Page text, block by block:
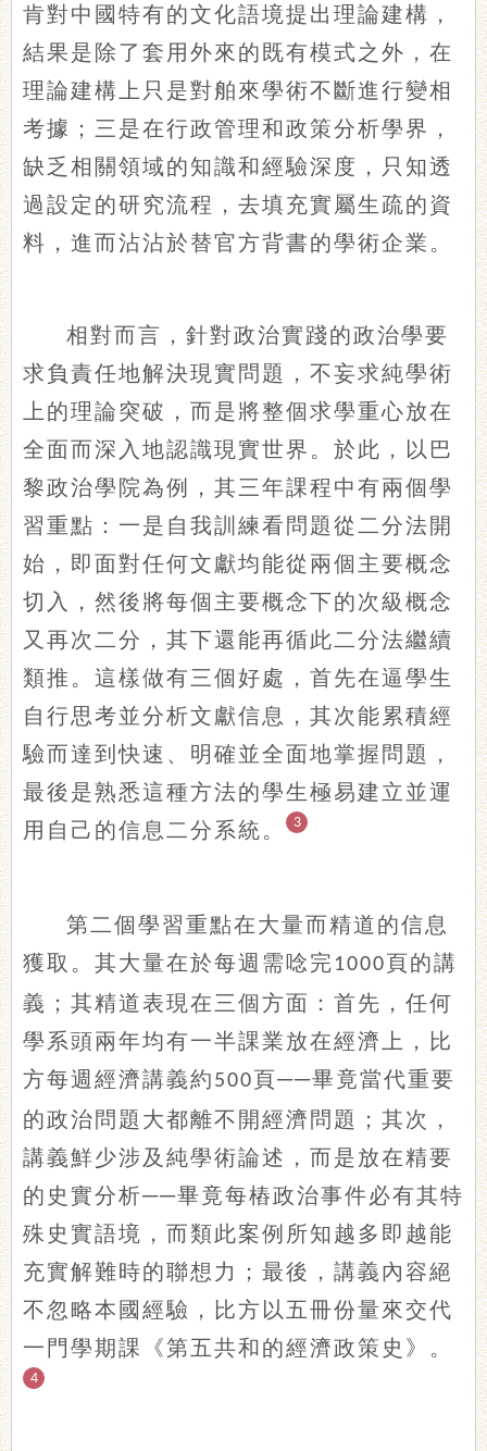
肯對中國特有的文化語境提出理論建構，
結果是除了套用外來的既有模式之外，在
理論建構上只是對舶來學術不斷進行變相
考據；三是在行政管理和政策分析學界，
缺乏相關領域的知識和經驗深度，只知透
過設定的研究流程，去填充實屬生疏的資
料，進而沾沾於替官方背書的學術企業。
相對而言，針對政治實踐的政治學要
求負責任地解決現實問題，不妄求純學術
上的理論突破，而是將整個求學重心放在
全面而深入地認識現實世界。於此，以巴
黎政治學院為例，其三年課程中有兩個學
習重點：一是自我訓練看問題從二分法開
始，即面對任何文獻均能從兩個主要概念
切入，然後將每個主要概念下的次級概念
又再次二分，其下還能再循此二分法繼續
類推。這樣做有三個好處，首先在逼學生
自行思考並分析文獻信息，其次能累積經
驗而達到快速、明確並全面地掌握問題，
最後是熟悉這種方法的學生極易建立並運
用自己的信息二分系統。
3
第二個學習重點在大量而精道的信息
獲取。其大量在於每週需唸完 1000頁的講
義；其精道表現在三個方面：首先，任何
學系頭兩年均有一半課業放在經濟上，比
方每週經濟講義約 500頁──畢竟當代重要
的政治問題大都離不開經濟問題；其次，
講義鮮少涉及純學術論述，而是放在精要
的史實分析──畢竟每樁政治事件必有其特
殊史實語境，而類此案例所知越多即越能
充實解難時的聯想力；最後，講義內容絕
不忽略本國經驗，比方以五冊份量來交代
一門學期課《第五共和的經濟政策史》。
4